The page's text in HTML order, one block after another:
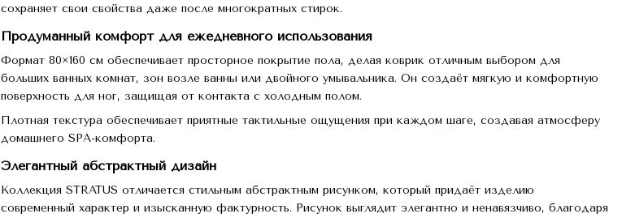
сохраняет свои свойства даже после многократных стирок.
Продуманный комфорт для ежедневного использования
Формат 80×160 см обеспечивает просторное покрытие пола, делая коврик отличным выбором для
больших ванных комнат, зон возле ванны или двойного умывальника. Он создаёт мягкую и комфортную
поверхность для ног, защищая от контакта с холодным полом.
Плотная текстура обеспечивает приятные тактильные ощущения при каждом шаге, создавая атмосферу
домашнего SPA-комфорта.
Элегантный абстрактный дизайн
Коллекция STRATUS отличается стильным абстрактным рисунком, который придаёт изделию
современный характер и изысканную фактурность. Рисунок выглядит элегантно и ненавязчиво, благодаря